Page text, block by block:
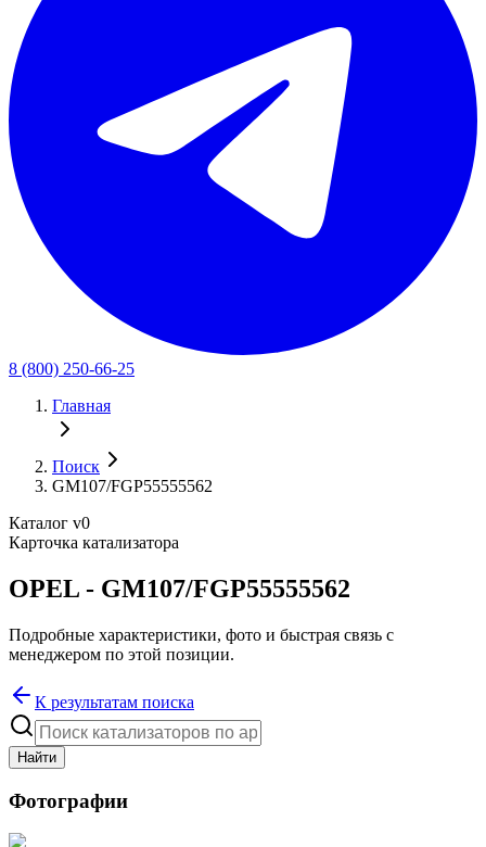
8 (800) 250-66-25
Главная
Поиск
GM107/FGP55555562
Каталог v0
Карточка катализатора
OPEL - GM107/FGP55555562
Подробные характеристики, фото и быстрая связь с
менеджером по этой позиции.
К результатам поиска
Найти
Фотографии